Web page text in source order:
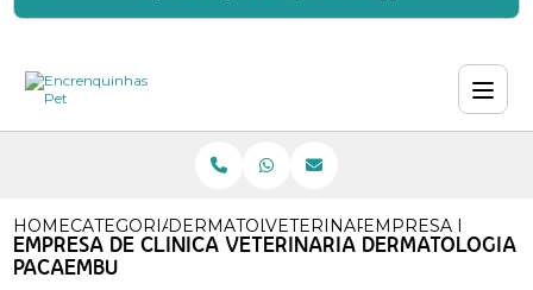
HOMECATEGORIASDERMATOLOGIA VETERINARIA
VETERINARIOEMPRESA DE
EMPRESA DE CLINICA VETERINARIA DERMATOLOGIA
PACAEMBU